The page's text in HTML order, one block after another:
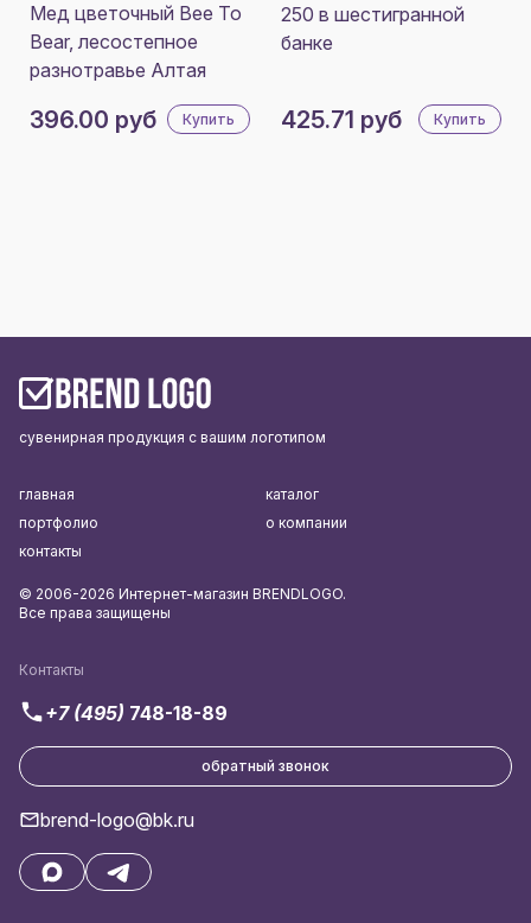
Мед цветочный Bee To
Bear, лесостепное
разнотравье Алтая
396.00 руб Купить
250 в шестигранной
банке
425.71 руб Купить
сувенирная продукция с вашим логотипом
Контакты
+7 (495) 748-18-89
обратный звонок
brend-logo@bk.ru
главная
каталог
портфолио
о компании
контакты
© 2006-2026 Интернет-магазин BRENDLOGO.
Все права защищены